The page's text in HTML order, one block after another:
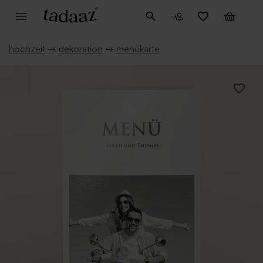
hochzeit → dekoration → menükarte